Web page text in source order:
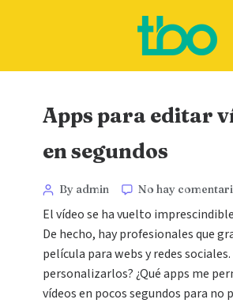
Apps para editar
en segundos
By admin No hay
El vídeo se ha vuelto
De hecho, hay profesionales que
película para webs y redes
personalizarlos? ¿Qué apps me
vídeos en pocos segundos para no